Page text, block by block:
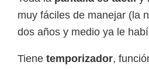
muy fáciles de manejar (la
dos años y medio ya le
Tiene temporizador,